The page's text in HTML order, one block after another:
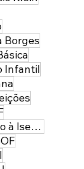
Borges
Infantil
Enfermidades que Dão Direito à Isenção de Imposto de Renda